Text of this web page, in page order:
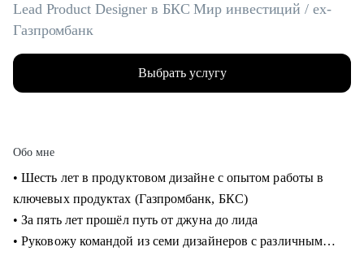
Lead Product Designer в БКС Мир инвестиций / ex-
Газпромбанк
Выбрать услугу
Обо мне
• Шесть лет в продуктовом дизайне с опытом работы в
ключевых продуктах (Газпромбанк, БКС)
• За пять лет прошёл путь от джуна до лида
• Руковожу командой из семи дизайнеров с различным